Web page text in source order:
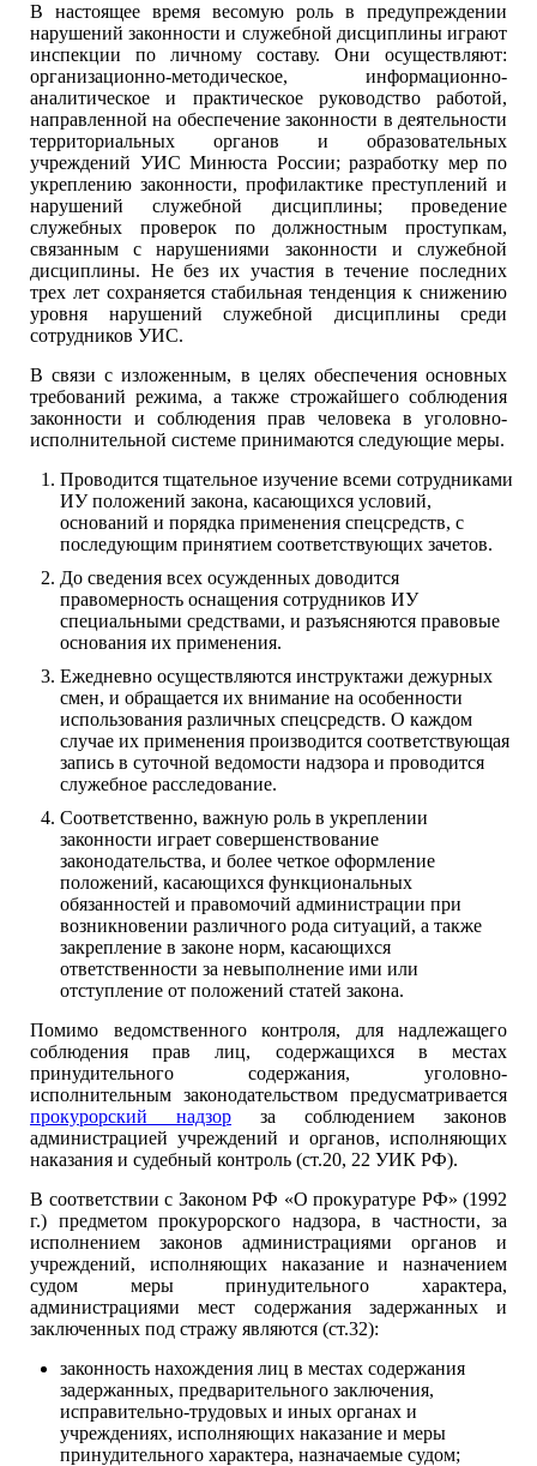
В настоящее время весомую роль в предупреждении
нарушений законности и служебной дисциплины играют
инспекции по личному составу. Они осуществляют:
организационно-методическое, информационно-
аналитическое и практическое руководство работой,
направленной на обеспечение законности в деятельности
территориальных органов и образовательных
учреждений УИС Минюста России; разработку мер по
укреплению законности, профилактике преступлений и
нарушений служебной дисциплины; проведение
служебных проверок по должностным проступкам,
связанным с нарушениями законности и служебной
дисциплины. Не без их участия в течение последних
трех лет сохраняется стабильная тенденция к снижению
уровня нарушений служебной дисциплины среди
сотрудников УИС.
В связи с изложенным, в целях обеспечения основных
требований режима, а также строжайшего соблюдения
законности и соблюдения прав человека в уголовно-
исполнительной системе принимаются следующие меры.
Проводится тщательное изучение всеми сотрудниками
ИУ положений закона, касающихся условий,
оснований и порядка применения спецсредств, с
последующим принятием соответствующих зачетов.
До сведения всех осужденных доводится
правомерность оснащения сотрудников ИУ
специальными средствами, и разъясняются правовые
основания их применения.
Ежедневно осуществляются инструктажи дежурных
смен, и обращается их внимание на особенности
использования различных спецсредств. О каждом
случае их применения производится соответствующая
запись в суточной ведомости надзора и проводится
служебное расследование.
Соответственно, важную роль в укреплении
законности играет совершенствование
законодательства, и более четкое оформление
положений, касающихся функциональных
обязанностей и правомочий администрации при
возникновении различного рода ситуаций, а также
закрепление в законе норм, касающихся
ответственности за невыполнение ими или
отступление от положений статей закона.
Помимо ведомственного контроля, для надлежащего
соблюдения прав лиц, содержащихся в местах
принудительного содержания, уголовно-
исполнительным законодательством предусматривается
прокурорский надзор за соблюдением законов
администрацией учреждений и органов, исполняющих
наказания и судебный контроль (ст.20, 22 УИК РФ).
В соответствии с Законом РФ «О прокуратуре РФ» (1992
г.) предметом прокурорского надзора, в частности, за
исполнением законов администрациями органов и
учреждений, исполняющих наказание и назначением
судом меры принудительного характера,
администрациями мест содержания задержанных и
заключенных под стражу являются (ст.32):
законность нахождения лиц в местах содержания
задержанных, предварительного заключения,
исправительно-трудовых и иных органах и
учреждениях, исполняющих наказание и меры
принудительного характера, назначаемые судом;